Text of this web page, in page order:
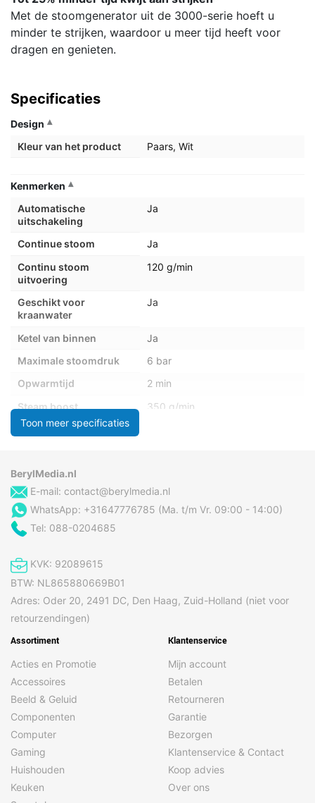
Met de stoomgenerator uit de 3000-serie hoeft u
minder te strijken, waardoor u meer tijd heeft voor
dragen en genieten.
Specificaties
Design
Kleur van het product
Paars, Wit
Kenmerken
Automatische
uitschakeling
Ja
Continue stoom
Ja
Continu stoom
uitvoering
120 g/min
Geschikt voor
kraanwater
Ja
Ketel van binnen
Ja
Maximale stoomdruk
6 bar
Opwarmtijd
2 min
Steam boost
performance
350 g/min
Zoolplaat
materiaal/coating
Keramische zoolplaat
Prestatie
Automatisch
antikalksysteem
Calc-Clean-functie
Ja
Capaciteit watertank
Energie
Vermogen van
strijkijzer
2400 W
Ergonomie
Afneembare watertank
Toon meer specificaties
BerylMedia.nl
E-mail: contact@berylmedia.nl
WhatsApp: +31647776785 (Ma. t/m Vr. 09:00 - 14:00)
Tel: 088-0204685
KVK: 92089615
BTW: NL865880669B01
Adres: Oder 20, 2491 DC, Den Haag, Zuid-Holland (niet voor
retourzendingen)
Assortiment
Acties en Promotie
Accessoires
Beeld & Geluid
Componenten
Computer
Gaming
Huishouden
Keuken
Klantenservice
Mijn account
Betalen
Retourneren
Garantie
Bezorgen
Klantenservice & Contact
Koop advies
Over ons